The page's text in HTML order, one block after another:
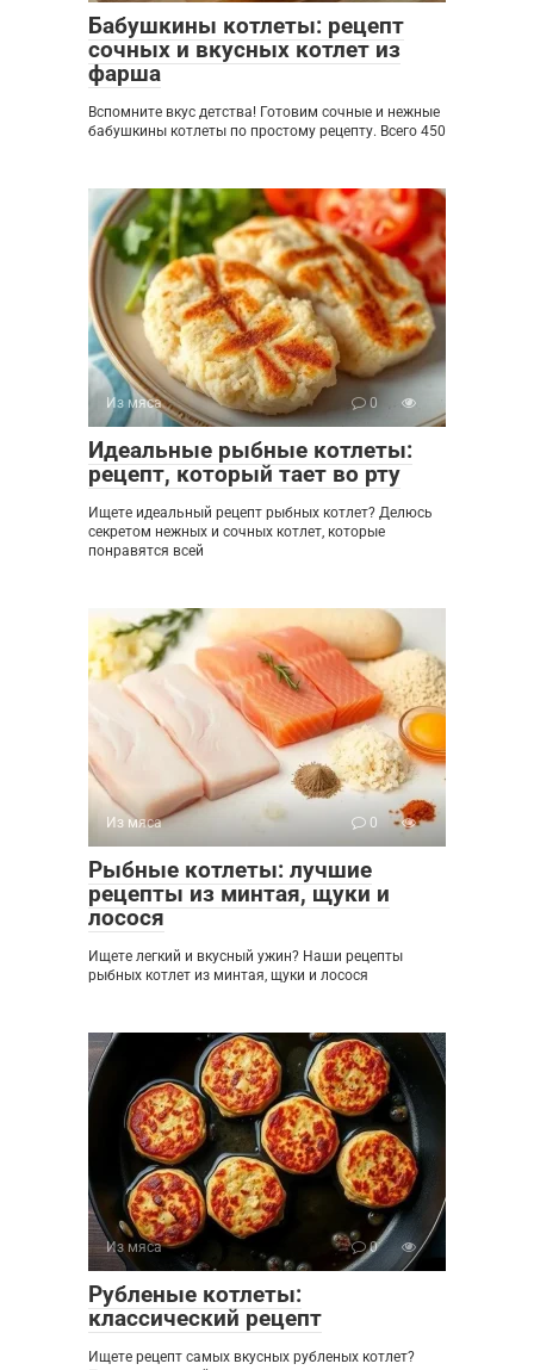
Бабушкины котлеты: рецепт
сочных и вкусных котлет из
фарша
Вспомните вкус детства! Готовим сочные и нежные
бабушкины котлеты по простому рецепту. Всего 450
Из мяса 0
Идеальные рыбные котлеты:
рецепт, который тает во рту
Ищете идеальный рецепт рыбных котлет? Делюсь
секретом нежных и сочных котлет, которые
понравятся всей
Из мяса 0
Рыбные котлеты: лучшие
рецепты из минтая, щуки и
лосося
Ищете легкий и вкусный ужин? Наши рецепты
рыбных котлет из минтая, щуки и лосося
Из мяса 0
Рубленые котлеты:
классический рецепт
Ищете рецепт самых вкусных рубленых котлет?